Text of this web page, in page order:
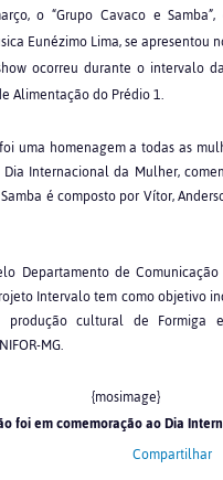
o “Grupo Cavaco e Samba”,
Eunézimo Lima, se apresentou
ocorreu durante o intervalo
Alimentação do Prédio 1.
uma homenagem a todas as
Internacional da Mulher,
é composto por Vítor,
Departamento de
Intervalo tem como objetivo
produção cultural de Formiga
MG.
{mosimage}
foi em comemoração ao Dia
Compartilhar